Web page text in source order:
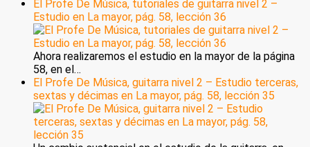
El Profe De Música, tutoriales de guitarra nivel 2 –
Estudio en La mayor, pág. 58, lección 36
Ahora realizaremos el estudio en la mayor de la página
58, en el…
El Profe De Música, guitarra nivel 2 – Estudio terceras,
sextas y décimas en La mayor, pág. 58, lección 35